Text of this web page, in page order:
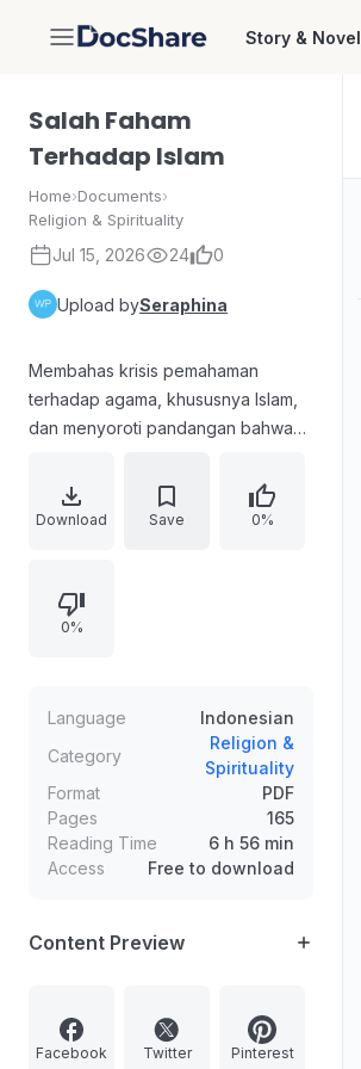
DocShare Story & Novel
Salah Faham
Terhadap Islam
Home›Documents›
Religion & Spirituality
Jul 15, 2026 24 0
Upload bySeraphina
Membahas krisis pemahaman
terhadap agama, khususnya Islam,
dan menyoroti pandangan bahwa
kepercayaan, tetapi juga tatanan
ekonomi, sosial, hukum, pendidikan
keliru terhadap Islam menyebar,
serta mengaitkannya dengan isu-isu
hukuman, kebebasan berpikir, dan
hubungan dengan masyarakat non-
Download Save 0%
0%
Language
Indonesian
Category
Religion &
Spirituality
Format
PDF
Pages
165
Reading Time
6 h 56 min
Access
Free to download
Content Preview
Facebook Twitter Pinterest